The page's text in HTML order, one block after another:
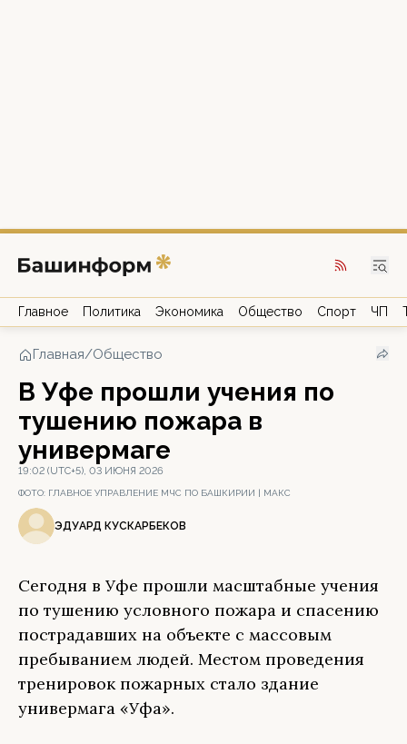
Главное Политика Экономика Общество Спорт ЧП
Главная/Общество
В Уфе прошли учения по
тушению пожара в
универмаге
19:02 (UTC+5), 03 ИЮНЯ 2026
ФОТО: ГЛАВНОЕ УПРАВЛЕНИЕ МЧС ПО БАШКИРИИ | МАКС
ЭДУАРД КУСКАРБЕКОВ
Сегодня в Уфе прошли масштабные учения
по тушению условного пожара и спасению
пострадавших на объекте с массовым
пребыванием людей. Местом проведения
тренировок пожарных стало здание
универмага «Уфа».